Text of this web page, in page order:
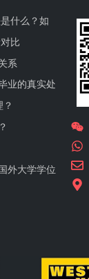
什么？如
比
系
业的真实处
外大学学位